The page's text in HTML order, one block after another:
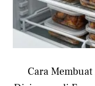
Cara